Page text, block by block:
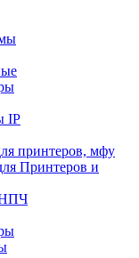
IP
принтеров, мфу
Принтеров и